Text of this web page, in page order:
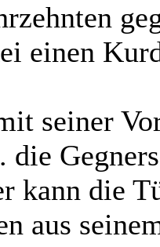
einen
seiner
kann die
aus